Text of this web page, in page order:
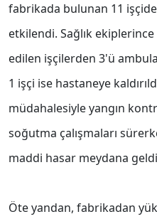
fabrikada bulunan 11
etkilendi. Sağlık
edilen işçilerden 3'ü
1 işçi ise hastaneye
müdahalesiyle yangın
soğutma çalışmaları
maddi hasar meydana
Öte yandan, fabrikadan